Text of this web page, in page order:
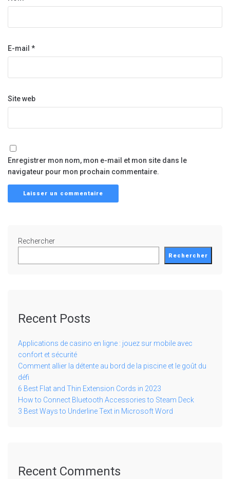
E-mail *
Site web
Enregistrer mon nom, mon e-mail et mon site dans le
navigateur pour mon prochain commentaire.
Rechercher
Rechercher
Recent Posts
Applications de casino en ligne : jouez sur mobile avec
confort et sécurité
Comment allier la détente au bord de la piscine et le goût du
défi
6 Best Flat and Thin Extension Cords in 2023
How to Connect Bluetooth Accessories to Steam Deck
3 Best Ways to Underline Text in Microsoft Word
Recent Comments